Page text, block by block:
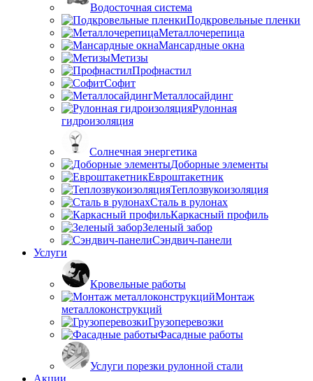
Водосточная система
Подкровельные пленки
Металлочерепица
Мансардные окна
Метизы
Профнастил
Софит
Металлосайдинг
Рулонная
гидроизоляция
Солнечная энергетика
Доборные элементы
Евроштакетник
Теплозвукоизоляция
Сталь в рулонах
Каркасный профиль
Зеленый забор
Сэндвич-панели
Услуги
Кровельные работы
Монтаж
металлоконструкций
Грузоперевозки
Фасадные работы
Услуги порезки рулонной стали
Акции